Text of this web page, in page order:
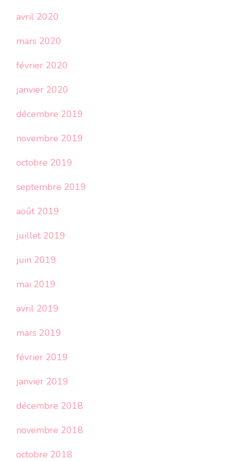
avril 2020
mars 2020
février 2020
janvier 2020
décembre 2019
novembre 2019
octobre 2019
septembre 2019
août 2019
juillet 2019
juin 2019
mai 2019
avril 2019
mars 2019
février 2019
janvier 2019
décembre 2018
novembre 2018
octobre 2018